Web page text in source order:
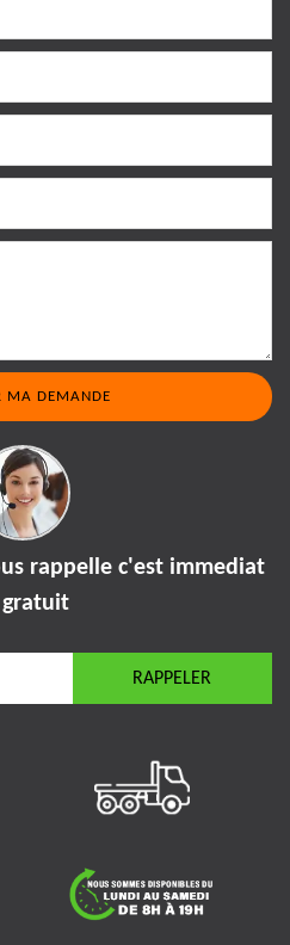
rappelle c'est immediat